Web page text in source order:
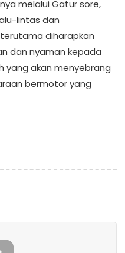
melalui Gatur sore,
lintas dan
diharapkan
dan nyaman kepada
yang akan menyebrang
bermotor yang